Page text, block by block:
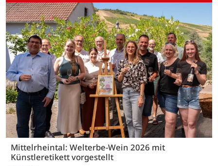
Mittelrheintal: Welterbe-Wein 2026 mit
Künstleretikett vorgestellt